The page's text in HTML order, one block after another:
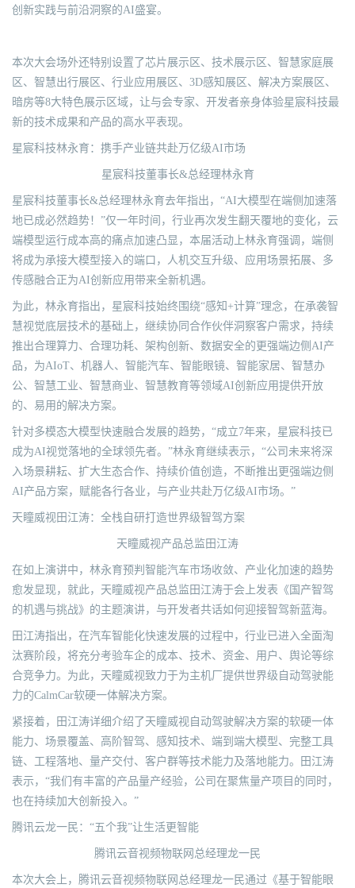
创新实践与前沿洞察的AI盛宴。
本次大会场外还特别设置了芯片展示区、技术展示区、智慧家庭展
区、智慧出行展区、行业应用展区、3D感知展区、解决方案展区、
暗房等8大特色展示区域，让与会专家、开发者亲身体验星宸科技最
新的技术成果和产品的高水平表现。
星宸科技林永育：携手产业链共赴万亿级AI市场
星宸科技董事长&总经理林永育
星宸科技董事长&总经理林永育去年指出，“AI大模型在端侧加速落
地已成必然趋势！”仅一年时间，行业再次发生翻天覆地的变化，云
端模型运行成本高的痛点加速凸显，本届活动上林永育强调，端侧
将成为承接大模型接入的端口，人机交互升级、应用场景拓展、多
传感融合正为AI创新应用带来全新机遇。
为此，林永育指出，星宸科技始终围绕“感知+计算”理念，在承袭智
慧视觉底层技术的基础上，继续协同合作伙伴洞察客户需求，持续
推出合理算力、合理功耗、架构创新、数据安全的更强端边侧AI产
品，为AIoT、机器人、智能汽车、智能眼镜、智能家居、智慧办
公、智慧工业、智慧商业、智慧教育等领域AI创新应用提供开放
的、易用的解决方案。
针对多模态大模型快速融合发展的趋势，“成立7年来，星宸科技已
成为AI视觉落地的全球领先者。”林永育继续表示，“公司未来将深
入场景耕耘、扩大生态合作、持续价值创造，不断推出更强端边侧
AI产品方案，赋能各行各业，与产业共赴万亿级AI市场。”
天瞳威视田江涛：全栈自研打造世界级智驾方案
天瞳威视产品总监田江涛
在如上演讲中，林永育预判智能汽车市场收敛、产业化加速的趋势
愈发显现，就此，天瞳威视产品总监田江涛于会上发表《国产智驾
的机遇与挑战》的主题演讲，与开发者共话如何迎接智驾新蓝海。
田江涛指出，在汽车智能化快速发展的过程中，行业已进入全面淘
汰赛阶段，将充分考验车企的成本、技术、资金、用户、舆论等综
合竞争力。为此，天瞳威视致力于为主机厂提供世界级自动驾驶能
力的CalmCar软硬一体解决方案。
紧接着，田江涛详细介绍了天瞳威视自动驾驶解决方案的软硬一体
能力、场景覆盖、高阶智驾、感知技术、端到端大模型、完整工具
链、工程落地、量产交付、客户群等技术能力及落地能力。田江涛
表示，“我们有丰富的产品量产经验，公司在聚焦量产项目的同时，
也在持续加大创新投入。”
腾讯云龙一民：“五个我”让生活更智能
腾讯云音视频物联网总经理龙一民
本次大会上，腾讯云音视频物联网总经理龙一民通过《基于智能眼